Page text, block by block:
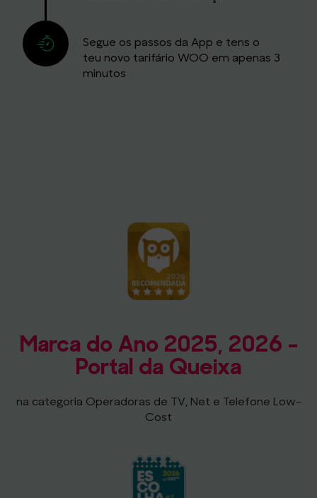
Segue os passos da App e tens o
teu novo tarifário WOO em apenas 3
minutos
Marca do Ano 2025, 2026 -
Portal da Queixa
na categoria Operadoras de TV, Net e Telefone Low-
Cost